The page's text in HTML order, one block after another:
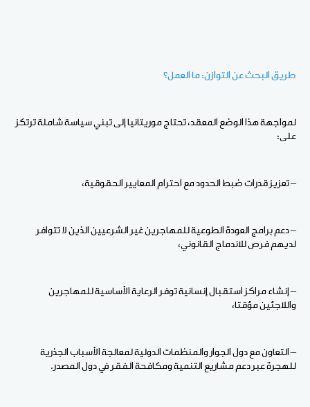
طريق البحث عن التوازن: ما العمل؟
لمواجهة هذا الوضع المعقد، تحتاج موريتانيا إلى تبني سياسة شاملة ترتكز
على:
– تعزيز قدرات ضبط الحدود مع احترام المعايير الحقوقية،
– دعم برامج العودة الطوعية للمهاجرين غير الشرعيين الذين لا تتوافر
لديهم فرص للاندماج القانوني،
– إنشاء مراكز استقبال إنسانية توفر الرعاية الأساسية للمهاجرين
واللاجئين مؤقتا،
– التعاون مع دول الجوار والمنظمات الدولية لمعالجة الأسباب الجذرية
للهجرة عبر دعم مشاريع التنمية ومكافحة الفقر في دول المصدر.